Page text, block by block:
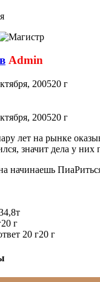
Admin
200520 г
200520 г
лет на рынке
значит дела у них
начинаешь
20 г
20 г20 г